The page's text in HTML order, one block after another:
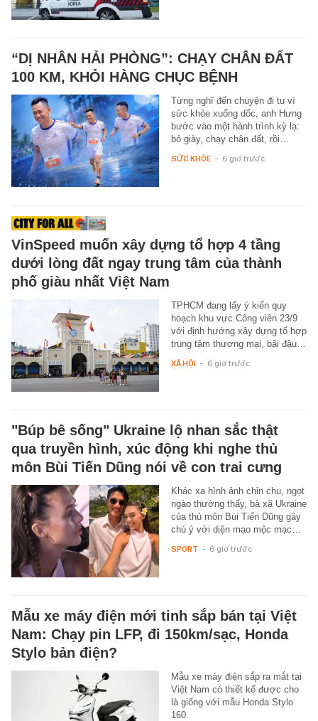
“DỊ NHÂN HẢI PHÒNG”: CHẠY CHÂN ĐẤT
100 KM, KHỎI HÀNG CHỤC BỆNH
Từng nghĩ đến chuyện đi tu vì
sức khỏe xuống dốc, anh Hưng
bước vào một hành trình kỳ lạ:
bỏ giày, chạy chân đất, rồi…
SỨC KHỎE - 6 giờ trước
VinSpeed muốn xây dựng tổ hợp 4 tầng
dưới lòng đất ngay trung tâm của thành
phố giàu nhất Việt Nam
TPHCM đang lấy ý kiến quy
hoạch khu vực Công viên 23/9
với định hướng xây dựng tổ hợp
trung tâm thương mại, bãi đậu…
XÃ HỘI - 6 giờ trước
"Búp bê sống" Ukraine lộ nhan sắc thật
qua truyền hình, xúc động khi nghe thủ
môn Bùi Tiến Dũng nói về con trai cưng
Khác xa hình ảnh chỉn chu, ngọt
ngào thường thấy, bà xã Ukraine
của thủ môn Bùi Tiến Dũng gây
chú ý với diện mạo mộc mạc…
SPORT - 6 giờ trước
Mẫu xe máy điện mới tinh sắp bán tại Việt
Nam: Chạy pin LFP, đi 150km/sạc, Honda
Stylo bản điện?
Mẫu xe máy điện sắp ra mắt tại
Việt Nam có thiết kế được cho
là giống với mẫu Honda Stylo
160.